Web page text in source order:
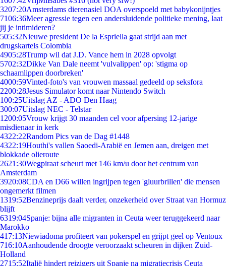
3207:20Amsterdams dierenasiel DOA overspoeld met babykonijntjes
7106:36Meer agressie tegen een andersluidende politieke mening, laat
jij je intimideren?
505:32Nieuwe president De la Espriella gaat strijd aan met
drugskartels Colombia
4905:28Trump wil dat J.D. Vance hem in 2028 opvolgt
5702:32Dikke Van Dale neemt 'vulvalippen' op: 'stigma op
schaamlippen doorbreken'
4000:59Vinted-foto's van vrouwen massaal gedeeld op seksfora
2200:28Jesus Simulator komt naar Nintendo Switch
100:25Uitslag AZ - ADO Den Haag
300:07Uitslag NEC - Telstar
1200:05Vrouw krijgt 30 maanden cel voor afpersing 12-jarige
misdienaar in kerk
4322:22Random Pics van de Dag #1448
4322:19Houthi's vallen Saoedi-Arabië en Jemen aan, dreigen met
blokkade olieroute
2621:30Wegpiraat scheurt met 146 km/u door het centrum van
Amsterdam
3920:08CDA en D66 willen ingrijpen tegen 'gluurbrillen' die mensen
ongemerkt filmen
1319:52Benzineprijs daalt verder, onzekerheid over Straat van Hormuz
blijft
6319:04Spanje: bijna alle migranten in Ceuta weer teruggekeerd naar
Marokko
417:13Niewiadoma profiteert van pokerspel en grijpt geel op Ventoux
716:10Aanhoudende droogte veroorzaakt scheuren in dijken Zuid-
Holland
2715:52Italië hindert reizigers uit Spanje na migratiecrisis Ceuta